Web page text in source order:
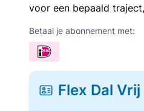
voor een bepaald
Betaal je abonnement met:
Flex Dal Vrij